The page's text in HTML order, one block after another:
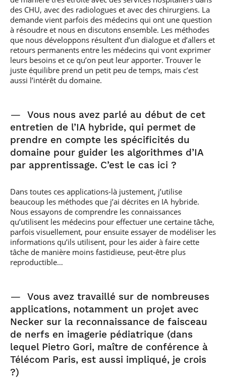
des CHU, avec des radiologues et avec des chirurgiens. La
demande vient parfois des médecins qui ont une question
à résoudre et nous en discutons ensemble. Les méthodes
que nous développons résultent d’un dialogue et d’allers et
retours permanents entre les médecins qui vont exprimer
leurs besoins et ce qu’on peut leur apporter. Trouver le
juste équilibre prend un petit peu de temps, mais c’est
aussi l’intérêt du domaine.
—
Vous nous avez parlé au début de cet
entretien de l’IA hybride, qui permet de
prendre en compte les spécificités du
domaine pour guider les algorithmes d’IA
par apprentissage. C’est le cas ici ?
Dans toutes ces applications-là justement, j’utilise
beaucoup les méthodes que j’ai décrites en IA hybride.
Nous essayons de comprendre les connaissances
qu’utilisent les médecins pour effectuer une certaine tâche,
parfois visuellement, pour ensuite essayer de modéliser les
informations qu’ils utilisent, pour les aider à faire cette
tâche de manière moins fastidieuse, peut-être plus
reproductible…
—
Vous avez travaillé sur de nombreuses
applications, notamment un projet avec
Necker sur la reconnaissance de faisceau
de nerfs en imagerie pédiatrique (dans
lequel Pietro Gori, maître de conférence à
Télécom Paris, est aussi impliqué, je crois
?)